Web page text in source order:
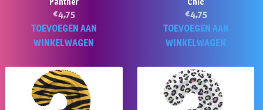
€4,75
TOEVOEGEN AAN
WINKELWAGEN
€4,75
TOEVOEGEN AAN
WINKELWAGEN